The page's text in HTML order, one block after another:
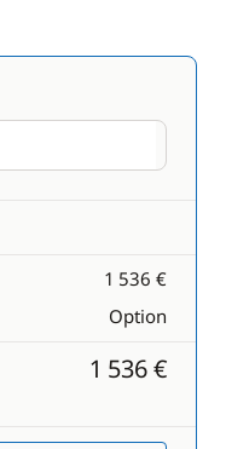
1 536 €
Option
1 536 €